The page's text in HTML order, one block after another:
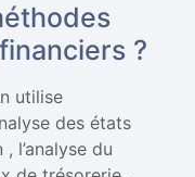
?
utilise
des états
l’analyse du